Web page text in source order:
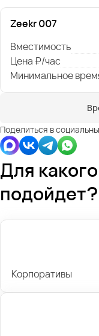
Zeekr 007
Вместимость
Цена ₽/час
Минимальное
Поделиться в
Для
подойдет?
Корпоративы